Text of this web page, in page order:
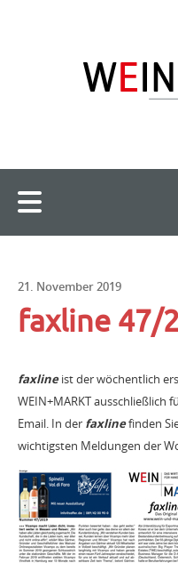
21. November 2019
faxline 47/
faxlineist der wöchentlich
WEIN+MARKT
Email. In der faxlinefinden
wichtigsten Meldungen der